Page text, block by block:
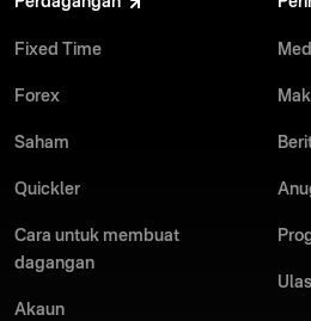
tersedia untuk deposit dan
Jutaan pedagang di seluruh dunia
berdagang adalah mudah dengan
dalam talian terbaik!
Fixed Time
Forex
Saham
Quickler
Cara untuk membuat
dagangan
Akaun